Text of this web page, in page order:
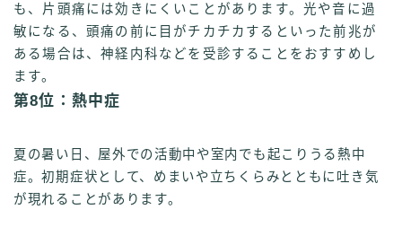
も、片頭痛には効きにくいことがあります。光や音に過
敏になる、頭痛の前に目がチカチカするといった前兆が
ある場合は、神経内科などを受診することをおすすめし
ます。
第8位：熱中症
夏の暑い日、屋外での活動中や室内でも起こりうる熱中
症。初期症状として、めまいや立ちくらみとともに吐き気
が現れることがあります。